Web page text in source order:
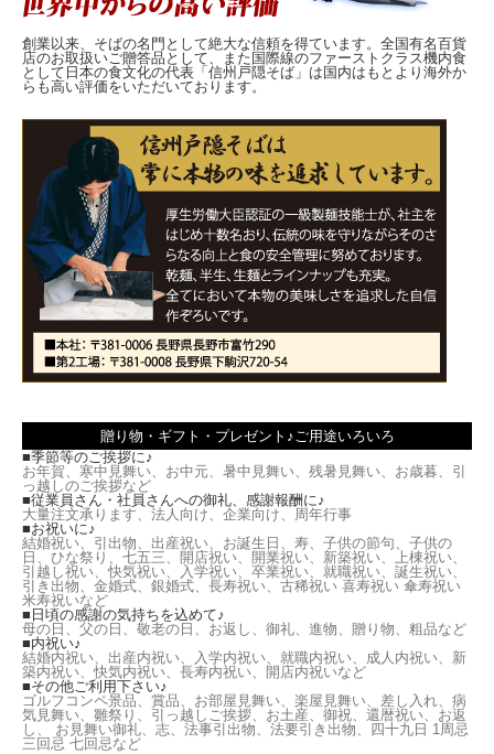
創業以来、そばの名門として絶大な信頼を得ています。全国有名百貨
店のお取扱いご贈答品として、また国際線のファーストクラス機内食
として日本の食文化の代表「信州戸隠そば」は国内はもとより海外か
らも高い評価をいただいております。
贈り物・ギフト・プレゼント♪ご用途いろいろ
■季節等のご挨拶に♪
お年賀、寒中見舞い、お中元、暑中見舞い、残暑見舞い、お歳暮、引
っ越しのご挨拶など
■従業員さん・社員さんへの御礼、感謝報酬に♪
大量注文承ります、法人向け、企業向け、周年行事
■お祝いに♪
結婚祝い、引出物、出産祝い、お誕生日、寿、子供の節句、子供の
日、ひな祭り、七五三、開店祝い、開業祝い、新築祝い、上棟祝い、
引越し祝い、快気祝い、入学祝い、卒業祝い、就職祝い、誕生祝い、
引き出物、金婚式、銀婚式、長寿祝い、古稀祝い 喜寿祝い 傘寿祝い
米寿祝いなど
■日頃の感謝の気持ちを込めて♪
母の日、父の日、敬老の日、お返し、御礼、進物、贈り物、粗品など
■内祝い♪
結婚内祝い、出産内祝い、入学内祝い、就職内祝い、成人内祝い、新
築内祝い、快気内祝い、長寿内祝い、開店内祝いなど
■その他ご利用下さい♪
ゴルフコンペ景品、賞品、お部屋見舞い、楽屋見舞い、差し入れ、病
気見舞い、雛祭り、引っ越しご挨拶、お土産、御祝、還暦祝い、お返
し、 お見舞い御礼、志、法事引出物、法要引き出物、四十九日 1周忌
三回忌 七回忌など